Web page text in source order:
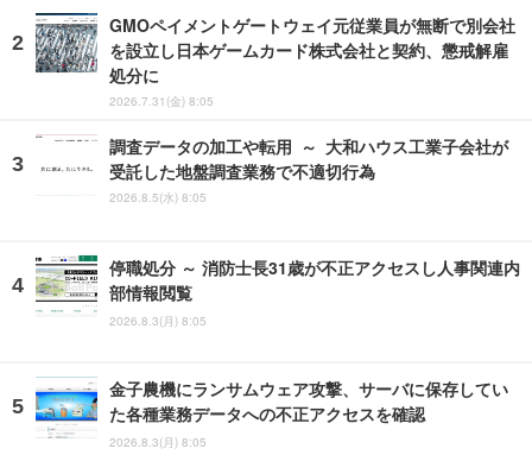
GMOペイメントゲートウェイ元従業員が無断で別会社
を設立し日本ゲームカード株式会社と契約、懲戒解雇
処分に
2026.7.31(金) 8:05
調査データの加工や転用 ～ 大和ハウス工業子会社が
受託した地盤調査業務で不適切行為
2026.8.5(水) 8:05
停職処分 ～ 消防士長31歳が不正アクセスし人事関連内
部情報閲覧
2026.8.3(月) 8:05
金子農機にランサムウェア攻撃、サーバに保存してい
た各種業務データへの不正アクセスを確認
2026.8.3(月) 8:05